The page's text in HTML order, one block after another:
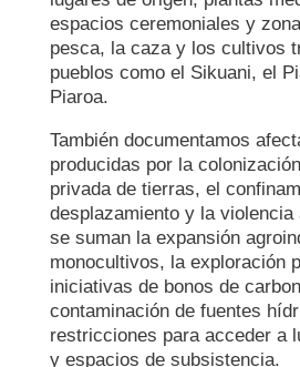
espacios ceremoniales y
pesca, la caza y los cultivos
pueblos como el Sikuani, el
Piaroa.
También documentamos
producidas por la
privada de tierras, el
desplazamiento y la violencia
se suman la expansión
monocultivos, la exploración
iniciativas de bonos de
contaminación de fuentes
restricciones para acceder a
y espacios de subsistencia.